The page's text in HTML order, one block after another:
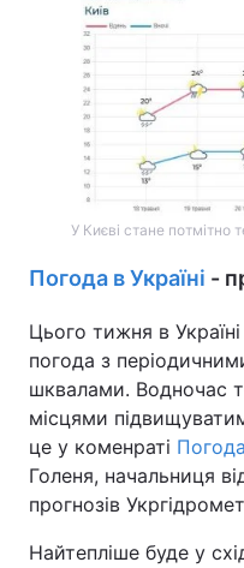
У Києві стане потмітно
Погода в Україні -
Цього тижня в
погода з
шквалами. Водночас
місцями
це у коменраті
Голеня, начальниця
прогнозів
Найтепліше буде у